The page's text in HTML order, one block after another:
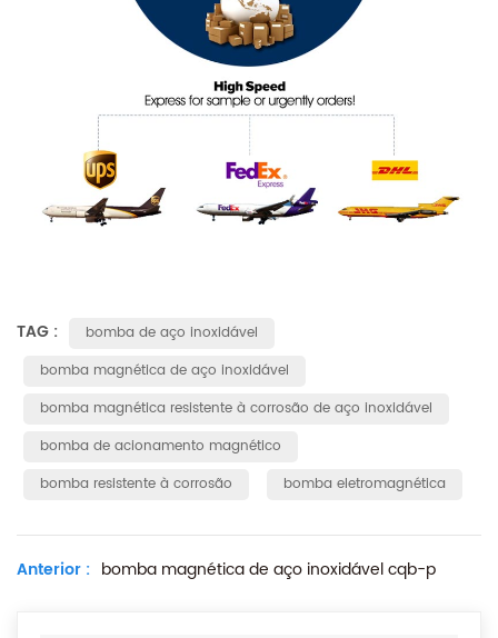
TAG :
bomba de aço inoxidável
bomba magnética de aço inoxidável
bomba magnética resistente à corrosão de aço inoxidável
bomba de acionamento magnético
bomba resistente à corrosão
bomba eletromagnética
Anterior : bomba magnética de aço inoxidável cqb-p